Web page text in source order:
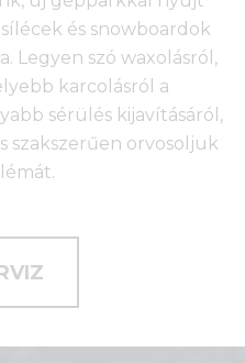
és snowboardok
Legyen szó waxolásról,
karcolásról a
sérülés kijavításáról,
szakszerűen orvosoljuk